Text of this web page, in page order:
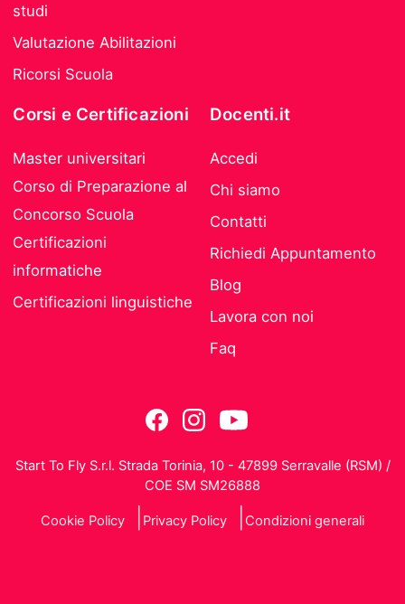
studi
Valutazione Abilitazioni
Ricorsi Scuola
Corsi e Certificazioni
Master universitari
Corso di Preparazione al
Concorso Scuola
Certificazioni
informatiche
Certificazioni linguistiche
Docenti.it
Accedi
Chi siamo
Contatti
Richiedi Appuntamento
Blog
Lavora con noi
Faq
Start To Fly S.r.l. Strada Torinia, 10 - 47899 Serravalle (RSM) /
COE SM SM26888
Cookie Policy Privacy Policy Condizioni generali